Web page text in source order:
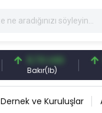
6,74 USD
Bakır(lb)
97,32
Dernek ve Kuruluşlar